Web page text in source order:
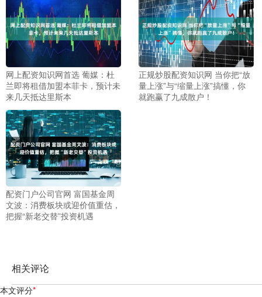
网上配资知识网首选 葡媒：杜
兰即将租借加盟本菲卡，预计未
来几天抵达里斯本
正规炒股配资知识网 当你把“放
量上涨”与“缩量上涨”搞懂，你
就跑赢了九成散户！
配资门户公司官网 富国基金周
文波：消费板块或迎价值重估，
把握“新老交替”投资机遇
相关评论
本文评分*